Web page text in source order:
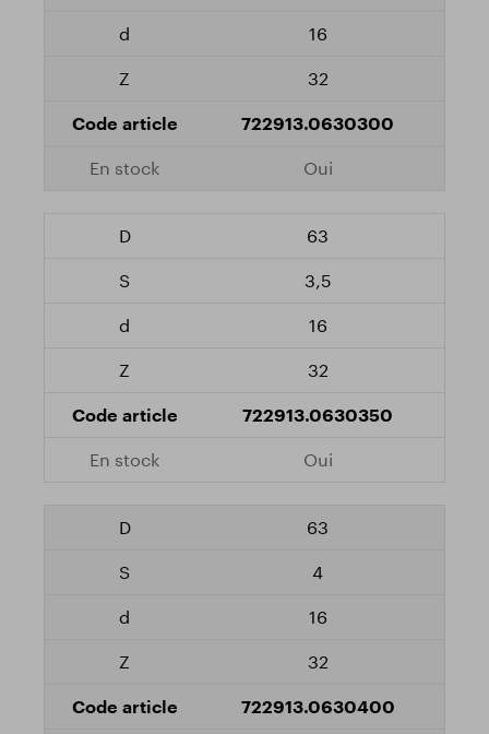
16
32
722913.0630300
Oui
63
3,5
16
32
722913.0630350
Oui
63
4
16
32
722913.0630400